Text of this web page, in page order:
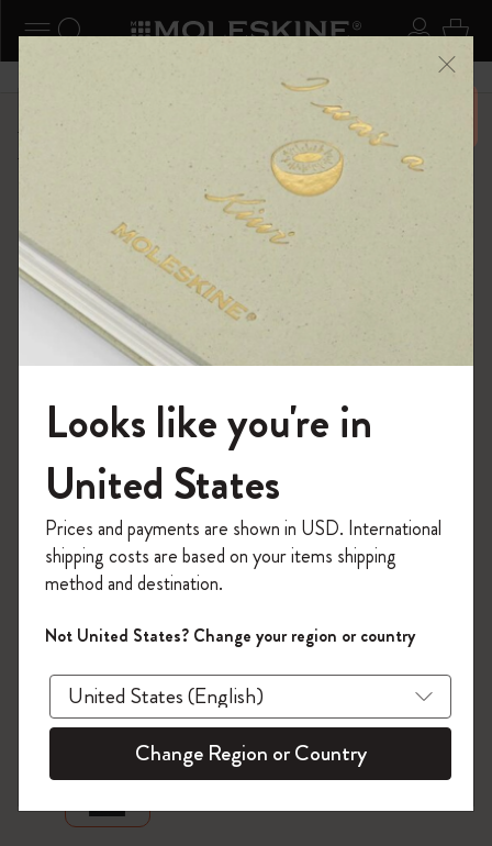
ナビゲーションの切替 ログ
検索 (キーワードなど) カ
6,500円以上のご購入で送料無料 メニ
ーを閉じる
ショップ
『ロード・オブ・ザ・リング』コレクション
zoom.cta
モレスキンの世界へようこそ
「WELCOME10」を入力すると、初回注
文が10%オフ＋送料無料になります。セ
ール・アウトレット品は適用外。
Moleskineアカウントを作成して限定オフ
ァーや会員特典、さらに多くのインスピ
レーションを手に入れましょう。
今すぐ会員登録 !
Looks like you're in
United States
Prices and payments are shown in USD. International
shipping costs are based on your items shipping
method and destination.
Not United States? Change your region or country
Change Region or Country